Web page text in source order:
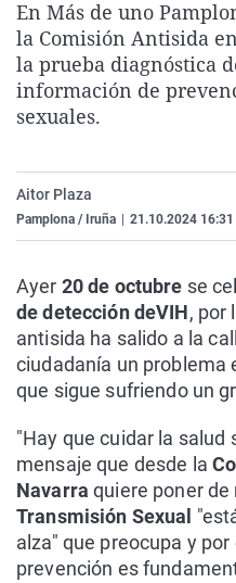
En Más de uno
la Comisión Antisida
la prueba diagnóstica
información de
sexuales.
Aitor Plaza
Pamplona / Iruña 21.10.2024 16:31
Ayer 20 de octubre se
de detección deVIH, por
antisida ha salido a la
ciudadanía un problema
que sigue sufriendo un
"Hay que cuidar la salud
mensaje que desde la
Navarraquiere poner de
Transmisión Sexual
alza" que preocupa y
prevención es